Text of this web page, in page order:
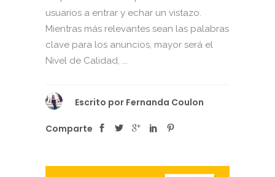
usuarios a entrar y echar un vistazo.
Mientras más relevantes sean las palabras
clave para los anuncios, mayor será el
Nivel de Calidad, ...
Escrito por Fernanda Coulon
Comparte